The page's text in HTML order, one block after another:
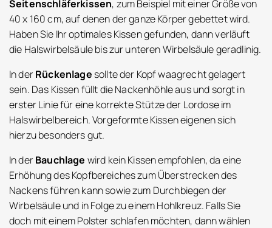
Seitenschläferkissen, zum Beispiel mit einer Größe von
40 x 160 cm, auf denen der ganze Körper gebettet wird.
Haben Sie Ihr optimales Kissen gefunden, dann verläuft
die Halswirbelsäule bis zur unteren Wirbelsäule geradlinig.
In derRückenlagesollte der Kopf waagrecht gelagert
sein. Das Kissen füllt die Nackenhöhle aus und sorgt in
erster Linie für eine korrekte Stütze der Lordose im
Halswirbelbereich. Vorgeformte Kissen eigenen sich
hierzu besonders gut.
In derBauchlage wird kein Kissen empfohlen, da eine
Erhöhung des Kopfbereiches zum Überstrecken des
Nackens führen kann sowie zum Durchbiegen der
Wirbelsäule und in Folge zu einem Hohlkreuz. Falls Sie
doch mit einem Polster schlafen möchten, dann wählen